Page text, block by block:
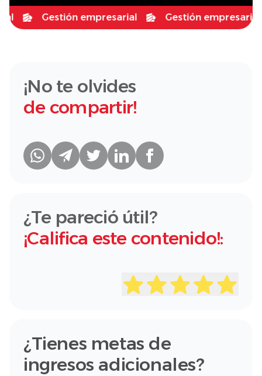
Gestión empresarial Gestión empresarial
¡No te olvides
de compartir!
¿Te pareció útil?
¡Califica este contenido!:
¿Tienes metas de
ingresos adicionales?